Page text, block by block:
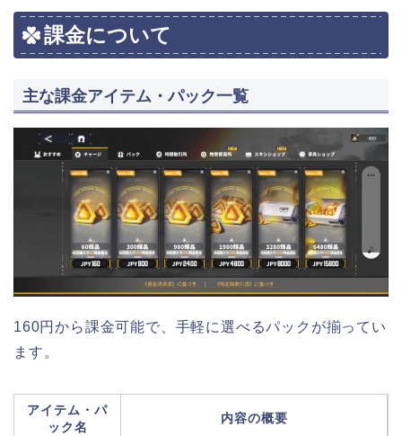
課金について
主な課金アイテム・パック一覧
160円から課金可能で、手軽に選べるパックが揃ってい
ます。
アイテム・パ
ック名
内容の概要